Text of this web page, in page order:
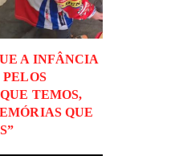
A INFÂNCIA
TEMOS,
QUE